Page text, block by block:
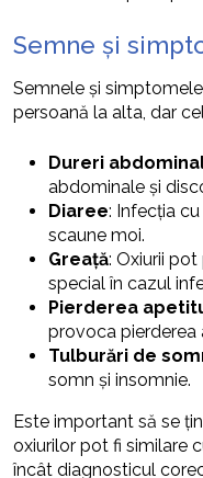
Semne și
Semnele și
persoană la alta, dar
Dureri
abdominale și
Diaree: Infecția
scaune moi.
Greață: Oxiurii
special în cazul
Pierderea
provoca pierderea
Tulburări de
somn și insomnie.
Este important să se
oxiurilor pot fi similare
încât diagnosticul